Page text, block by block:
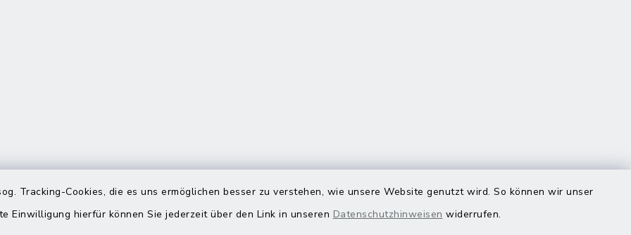
Tracking-Cookies, die es uns ermöglichen besser zu verstehen, wie unsere Website genutzt wird. So können wir unser
Einwilligung hierfür können Sie jederzeit über den Link in unseren Datenschutzhinweisen widerrufen.